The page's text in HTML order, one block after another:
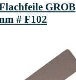
GROB
# F102